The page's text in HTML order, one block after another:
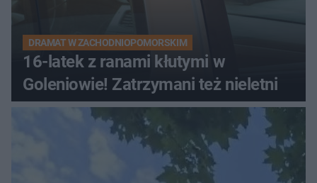
DRAMAT W ZACHODNIOPOMORSKIM
16-latek z ranami kłutymi w
Goleniowie! Zatrzymani też nieletni